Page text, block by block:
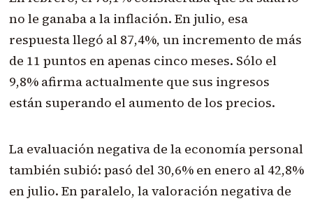
no le ganaba a la inflación. En julio, esa
respuesta llegó al 87,4%, un incremento de más
de 11 puntos en apenas cinco meses. Sólo el
9,8% afirma actualmente que sus ingresos
están superando el aumento de los precios.
La evaluación negativa de la economía personal
también subió: pasó del 30,6% en enero al 42,8%
en julio. En paralelo, la valoración negativa de